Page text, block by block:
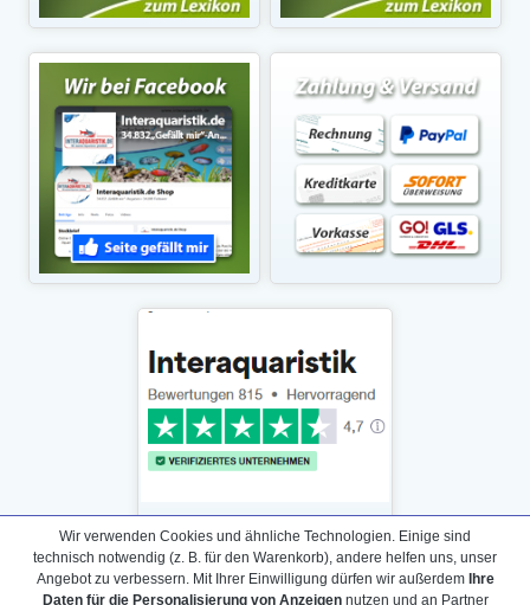
Wir verwenden Cookies und ähnliche Technologien. Einige sind
technisch notwendig (z. B. für den Warenkorb), andere helfen uns, unser
Angebot zu verbessern. Mit Ihrer Einwilligung dürfen wir außerdem Ihre
Daten für die Personalisierung von Anzeigennutzen und an Partner